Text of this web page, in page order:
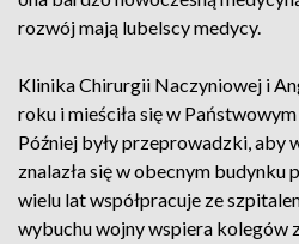
rozwój mają lubelscy medycy.
Klinika Chirurgii Naczyniowej i
roku i mieściła się w
Później były przeprowadzki, aby
znalazła się w obecnym budynku
wielu lat współpracuje ze
wybuchu wojny wspiera kolegów